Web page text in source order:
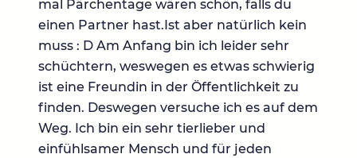
mal Pärchentage wären schön, falls du
einen Partner hast.Ist aber natürlich kein
muss : D Am Anfang bin ich leider sehr
schüchtern, weswegen es etwas schwierig
ist eine Freundin in der Öffentlichkeit zu
finden. Deswegen versuche ich es auf dem
Weg. Ich bin ein sehr tierlieber und
einfühlsamer Mensch und für jeden